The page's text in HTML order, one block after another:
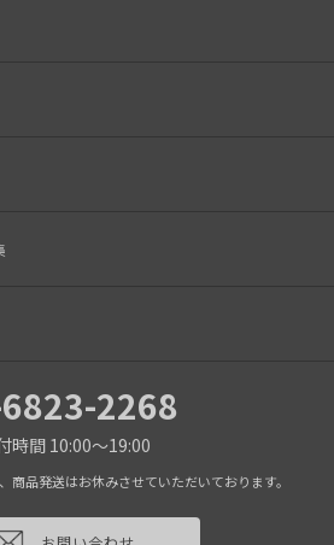
2268
時間 10:00～19:00
品発送はお休みさせていただいております。